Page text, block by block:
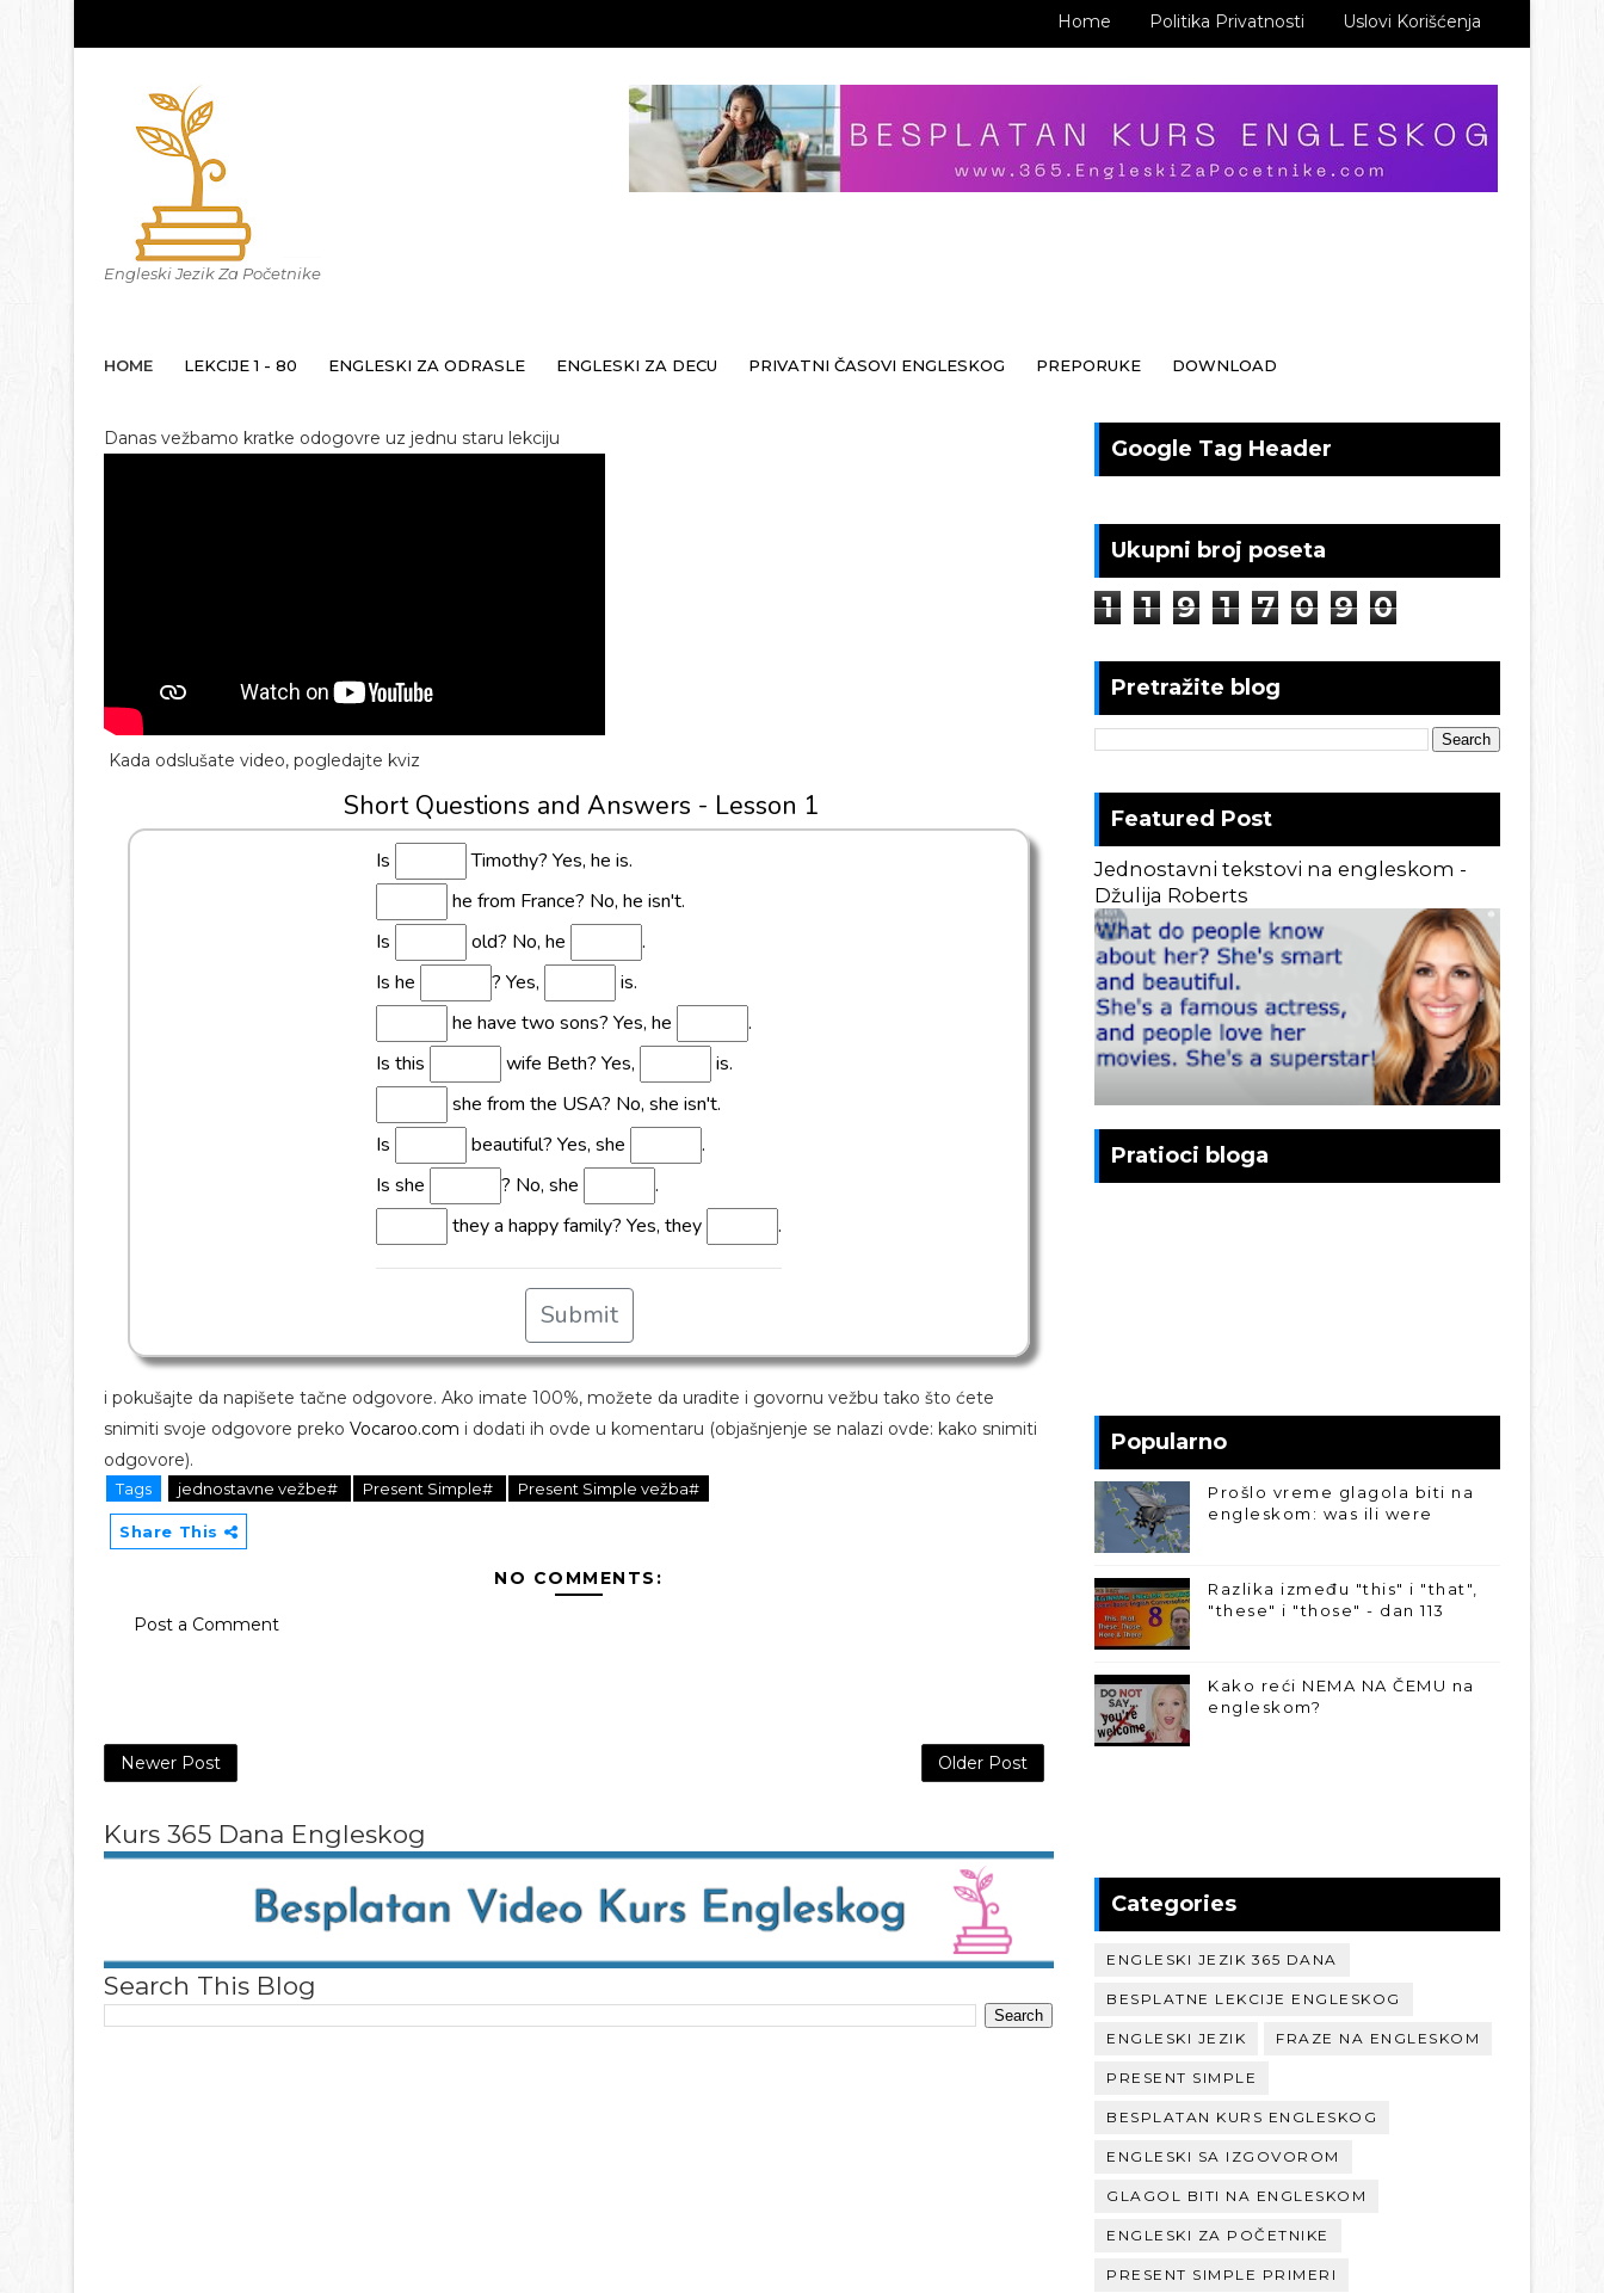
Home Politika Privatnosti Uslovi Korišćenja
Engleski Jezik Za Početnike
HOME LEKCIJE 1 - 80 ENGLESKI ZA ODRASLE ENGLESKI ZA DECU PRIVATNI ČASOVI ENGLESKOG PREPORUKE DOWNLOAD
Danas vežbamo kratke odogovre uz jednu staru lekciju
Kada odslušate video, pogledajte kviz
i pokušajte da napišete tačne odgovore. Ako imate 100%, možete da uradite i govornu vežbu tako što ćete
snimiti svoje odgovore preko Vocaroo.com i dodati ih ovde u komentaru (objašnjenje se nalazi ovde: kako snimiti
odgovore).
Tags jednostavne vežbe# Present Simple# Present Simple vežba#
Share This
NO COMMENTS:
Post a Comment
Newer Post Older Post
Kurs 365 Dana Engleskog
Search This Blog
Google Tag Header
Ukupni broj poseta
1 1 9 1 7 0 9 0
Pretražite blog
Featured Post
Jednostavni tekstovi na engleskom -
Džulija Roberts
Pratioci bloga
Popularno
Prošlo vreme glagola biti na
engleskom: was ili were
Razlika između "this" i "that",
"these" i "those" - dan 113
Kako reći NEMA NA ČEMU na
engleskom?
Categories
ENGLESKI JEZIK 365 DANA
BESPLATNE LEKCIJE ENGLESKOG
ENGLESKI JEZIK FRAZE NA ENGLESKOM
PRESENT SIMPLE
BESPLATAN KURS ENGLESKOG
ENGLESKI SA IZGOVOROM
GLAGOL BITI NA ENGLESKOM
ENGLESKI ZA POČETNIKE
PRESENT SIMPLE PRIMERI